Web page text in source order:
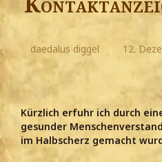
daedalus diggel 12.
Kürzlich erfuhr ich durch
gesunder
im Halbscherz gemacht